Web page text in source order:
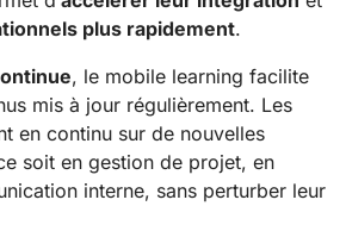
plus rapidement.
, le mobile learning facilite
mis à jour régulièrement. Les
en continu sur de nouvelles
soit en gestion de projet, en
interne, sans perturber leur